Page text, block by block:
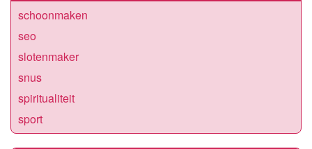
schoonmaken
seo
slotenmaker
snus
spiritualiteit
sport